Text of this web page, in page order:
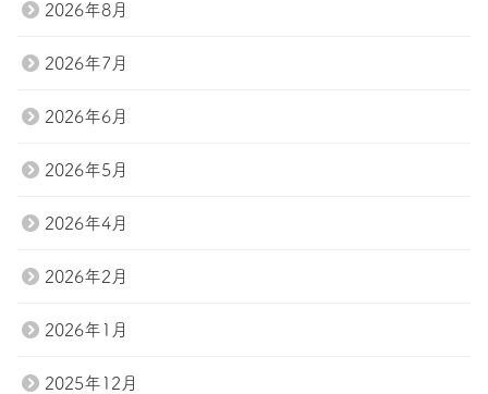
2026年8月
2026年7月
2026年6月
2026年5月
2026年4月
2026年2月
2026年1月
2025年12月